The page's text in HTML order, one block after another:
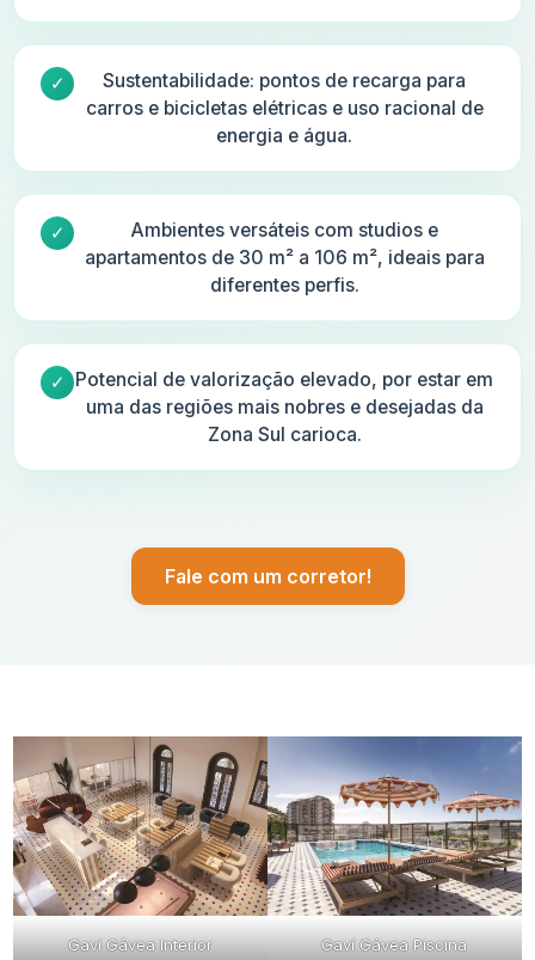
Sustentabilidade: pontos de recarga para
carros e bicicletas elétricas e uso racional de
energia e água.
Ambientes versáteis com studios e
apartamentos de 30 m² a 106 m², ideais para
diferentes perfis.
Potencial de valorização elevado, por estar em
uma das regiões mais nobres e desejadas da
Zona Sul carioca.
Fale com um corretor!
Gaví Gávea Interior Gaví Gávea Piscina